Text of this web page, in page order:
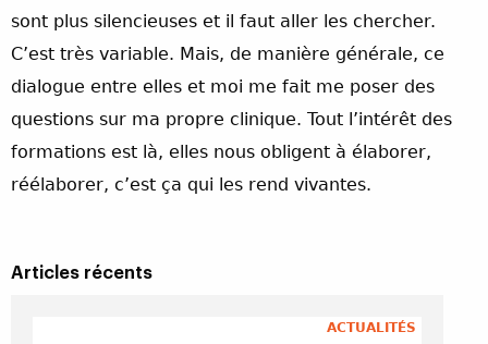
sont plus silencieuses et il faut aller les chercher.
C’est très variable. Mais, de manière générale, ce
dialogue entre elles et moi me fait me poser des
questions sur ma propre clinique. Tout l’intérêt des
formations est là, elles nous obligent à élaborer,
réélaborer, c’est ça qui les rend vivantes.
Articles récents
ACTUALITÉS